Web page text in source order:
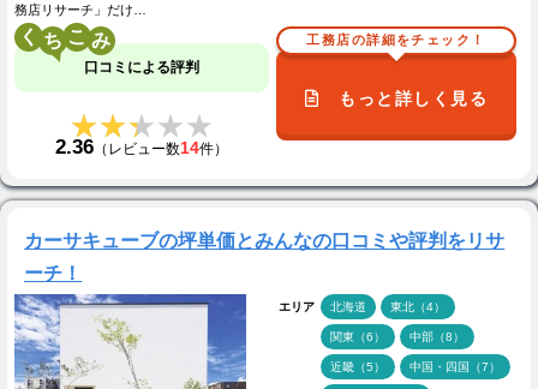
務店リサーチ」だけ…
く こ
口コミによる評判
★★★★★
★★★★★
2.36 （レビュー数14件）
工務店の詳細をチェック！
もっと詳しく見る
カーサキューブの坪単価とみんなの口コミや評判をリサ
ーチ！
エリア 北海道 東北（4）
関東（6） 中部（8）
近畿（5） 中国・四国（7）